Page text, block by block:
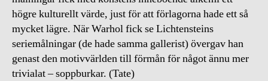
högre kulturellt värde, just för att förlagorna hade ett så
mycket lägre. När Warhol fick se Lichtensteins
seriemålningar (de hade samma gallerist) övergav han
genast den motivvärlden till förmån för något ännu mer
trivialat – soppburkar. (Tate)